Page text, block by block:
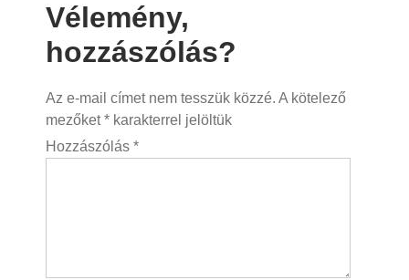
Vélemény,
hozzászólás?
Az e-mail címet nem tesszük közzé. A kötelező
mezőket* karakterrel jelöltük
Hozzászólás *